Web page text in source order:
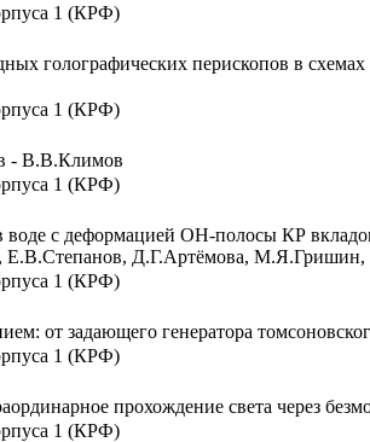
1 (КРФ)
голографических перископов в
1 (КРФ)
- В.В.Климов
1 (КРФ)
воде с деформацией ОН-полосы КР
Е.В.Степанов, Д.Г.Артёмова,
1 (КРФ)
от задающего генератора
1 (КРФ)
прохождение света через
1 (КРФ)